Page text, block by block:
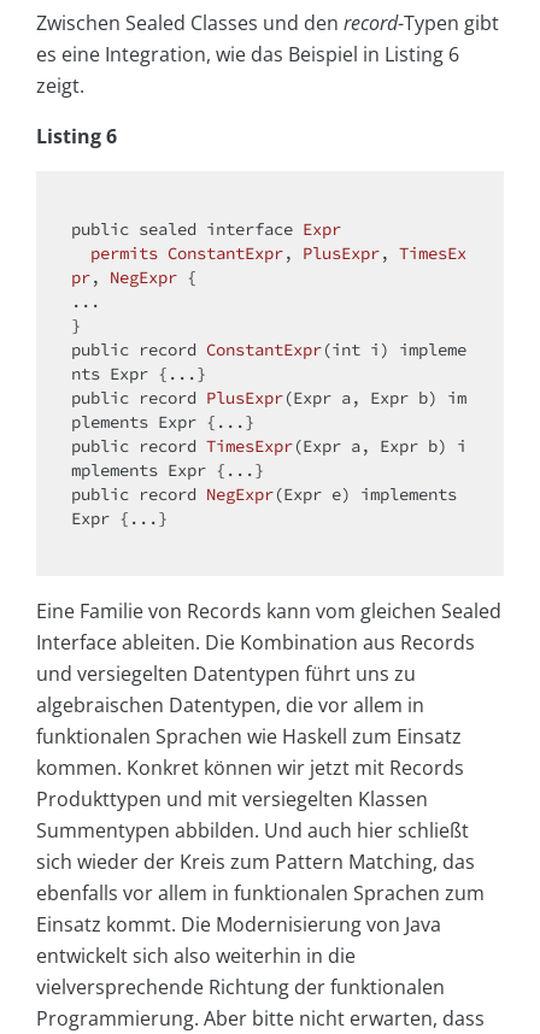
Zwischen Sealed Classes und den record-Typen gibt
es eine Integration, wie das Beispiel in Listing 6
zeigt.
Listing 6
public sealed interface Expr
permits ConstantExpr, PlusExpr, TimesEx
pr, NegExpr {
...
public record ConstantExpr(int i)
impleme
nts Expr
public record PlusExpr(Expr a, Expr b)
im
plements Expr
public record TimesExpr(Expr a, Expr b)
i
mplements Expr
public record NegExpr(Expr e)
implements
Expr {...}
Eine Familie von Records kann vom gleichen Sealed
Interface ableiten. Die Kombination aus Records
und versiegelten Datentypen führt uns zu
algebraischen Datentypen, die vor allem in
funktionalen Sprachen wie Haskell zum Einsatz
kommen. Konkret können wir jetzt mit Records
Produkttypen und mit versiegelten Klassen
Summentypen abbilden. Und auch hier schließt
sich wieder der Kreis zum Pattern Matching, das
ebenfalls vor allem in funktionalen Sprachen zum
Einsatz kommt. Die Modernisierung von Java
entwickelt sich also weiterhin in die
vielversprechende Richtung der funktionalen
Programmierung. Aber bitte nicht erwarten, dass